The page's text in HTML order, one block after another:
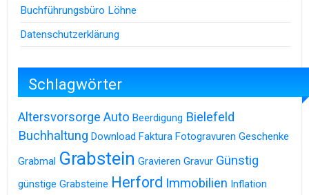
Buchführungsbüro Löhne
Datenschutzerklärung
Schlagwörter
Altersvorsorge Auto Beerdigung Bielefeld
Buchhaltung Download Faktura Fotogravuren Geschenke
Grabmal Grabstein Gravieren Gravur Günstig
günstige Grabsteine Herford Immobilien Inflation